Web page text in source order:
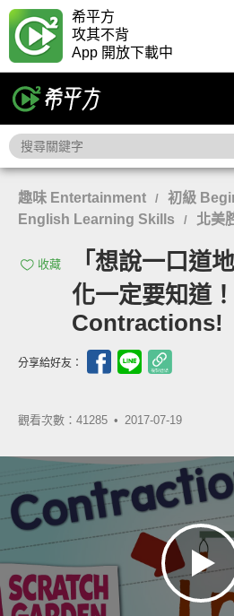
希平方
攻其不背
App 開放下載中
趣味 Entertainment / 初級
English Learning Skills
/ 北美
收藏
「想說一口道
化一定要知道
Contractions!
分享給好友：
觀看次數：41285 • 2017-07-19